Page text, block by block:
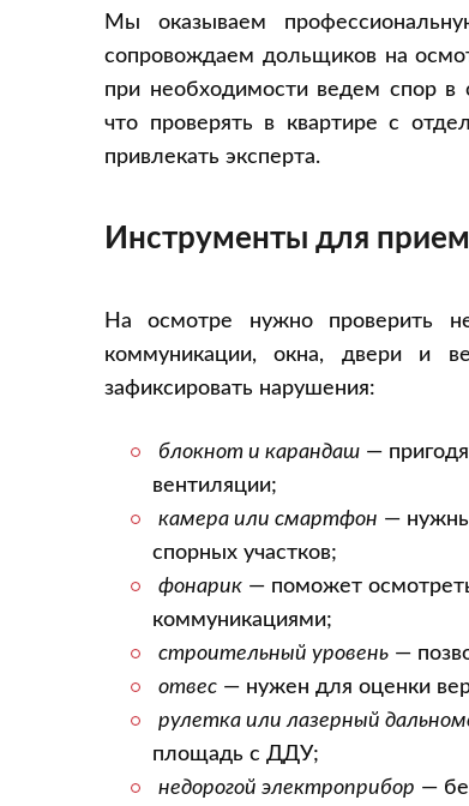
Мы оказываем
сопровождаем дольщиков на
при необходимости ведем спор в
что проверять в квартире с
привлекать эксперта.
Инструменты для
На осмотре нужно проверить
коммуникации, окна, двери и
зафиксировать нарушения:
блокнот и карандаш —
вентиляции;
камера или смартфон — нужны
спорных участков;
фонарик — поможет
коммуникациями;
строительный уровень —
отвес — нужен для оценки
рулетка или лазерный
площадь с ДДУ;
недорогой электроприбор —